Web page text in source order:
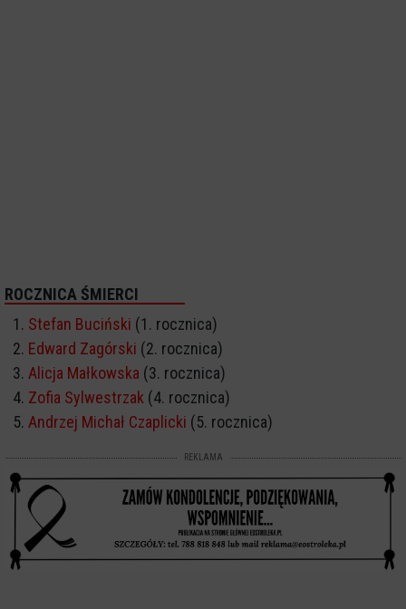
ROCZNICA ŚMIERCI
Stefan Buciński (1. rocznica)
Edward Zagórski (2. rocznica)
Alicja Małkowska (3. rocznica)
Zofia Sylwestrzak (4. rocznica)
Andrzej Michał Czaplicki (5. rocznica)
REKLAMA